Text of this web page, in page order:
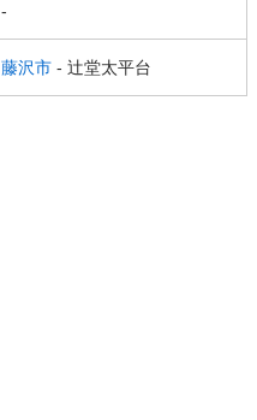
-
藤沢市 - 辻堂太平台